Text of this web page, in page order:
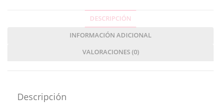
DESCRIPCIÓN
INFORMACIÓN ADICIONAL
VALORACIONES (0)
Descripción